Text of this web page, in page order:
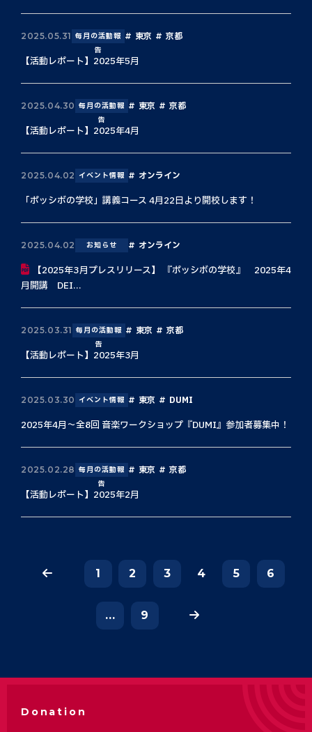
2025.05.31 毎月の活動報
告
東京 京都
【活動レポート】2025年5月
2025.04.30 毎月の活動報
告
東京 京都
【活動レポート】2025年4月
2025.04.02 イベント情報 オンライン
「ポッシボの学校」講義コース 4月22日より開校します！
2025.04.02 お知らせ オンライン
【2025年3月プレスリリース】 『ポッシボの学校』 2025年4
月開講 DEI...
2025.03.31 毎月の活動報
告
東京 京都
【活動レポート】2025年3月
2025.03.30 イベント情報 東京 DUMI
2025年4月〜全8回 音楽ワークショップ『DUMI』参加者募集中！
2025.02.28 毎月の活動報
告
東京 京都
【活動レポート】2025年2月
1 2 3 4 5 6
... 9
Donation